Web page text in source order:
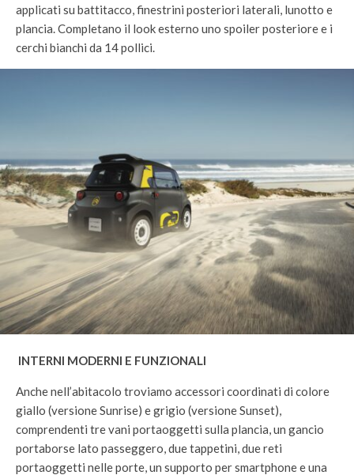
applicati su battitacco, finestrini posteriori laterali, lunotto e
plancia. Completano il look esterno uno spoiler posteriore e i
cerchi bianchi da 14 pollici.
INTERNI MODERNI E FUNZIONALI
Anche nell’abitacolo troviamo accessori coordinati di colore
giallo (versione Sunrise) e grigio (versione Sunset),
comprendenti tre vani portaoggetti sulla plancia, un gancio
portaborse lato passeggero, due tappetini, due reti
portaoggetti nelle porte, un supporto per smartphone e una